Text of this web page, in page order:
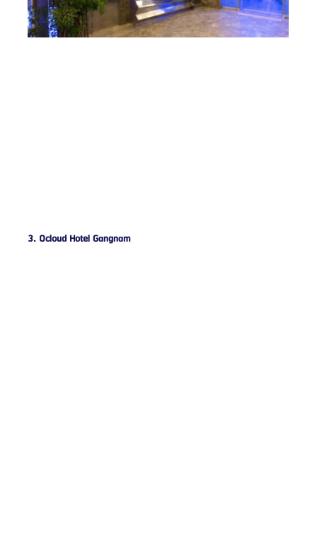
3. Ocloud Hotel Gangnam